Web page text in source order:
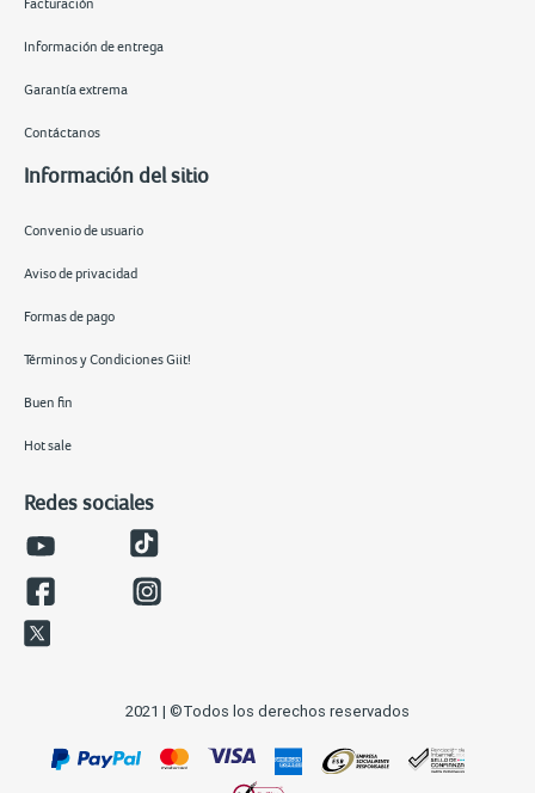
Información de entrega
Garantía extrema
Contáctanos
Información del sitio
Convenio de usuario
Aviso de privacidad
Formas de pago
Términos y Condiciones Giit!
Buen fin
Hot sale
Redes sociales
2021 | ©Todos los derechos reservados